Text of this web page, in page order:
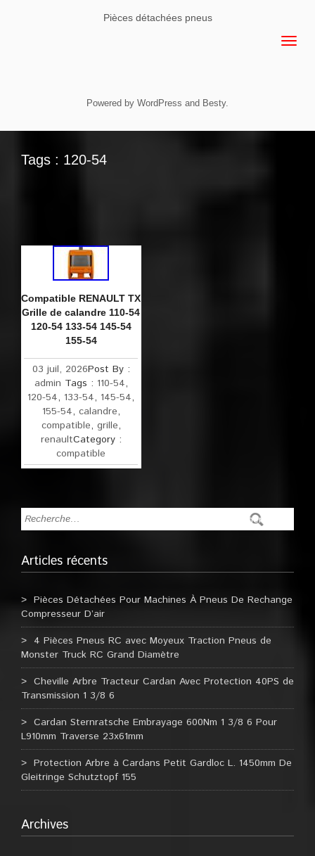
Pièces détachées pneus
Powered by WordPress and Besty.
Tags : 120-54
Compatible RENAULT TX
Grille de calandre 110-54
120-54 133-54 145-54
155-54
03 juil, 2026Post By :
admin Tags : 110-54,
120-54, 133-54, 145-54,
155-54, calandre,
compatible, grille,
renaultCategory :
compatible
Articles récents
Pièces Détachées Pour Machines À Pneus De Rechange
Compresseur D’air
4 Pièces Pneus RC avec Moyeux Traction Pneus de
Monster Truck RC Grand Diamètre
Cheville Arbre Tracteur Cardan Avec Protection 40PS de
Transmission 1 3/8 6
Cardan Sternratsche Embrayage 600Nm 1 3/8 6 Pour
L910mm Traverse 23x61mm
Protection Arbre à Cardans Petit Gardloc L. 1450mm De
Gleitringe Schutztopf 155
Archives